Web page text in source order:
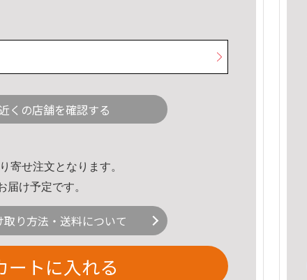
くの店舗を確認する
寄せ注文となります。
届け予定です。
取り方法・送料について
ートに入れる